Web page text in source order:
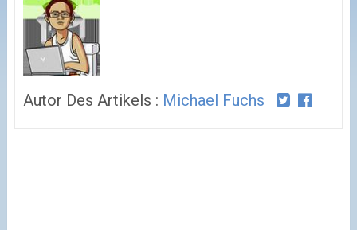
Autor Des Artikels : Michael Fuchs